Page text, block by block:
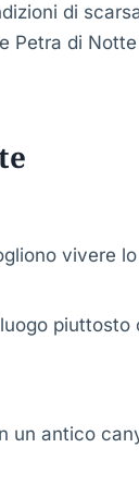
di
Petra di
vivere
un antico